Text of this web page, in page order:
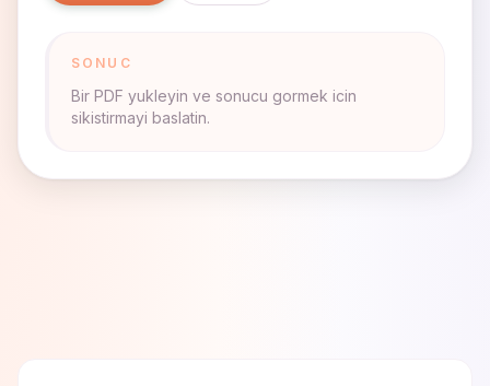
SONUC
Bir PDF yukleyin ve sonucu gormek icin
sikistirmayi baslatin.